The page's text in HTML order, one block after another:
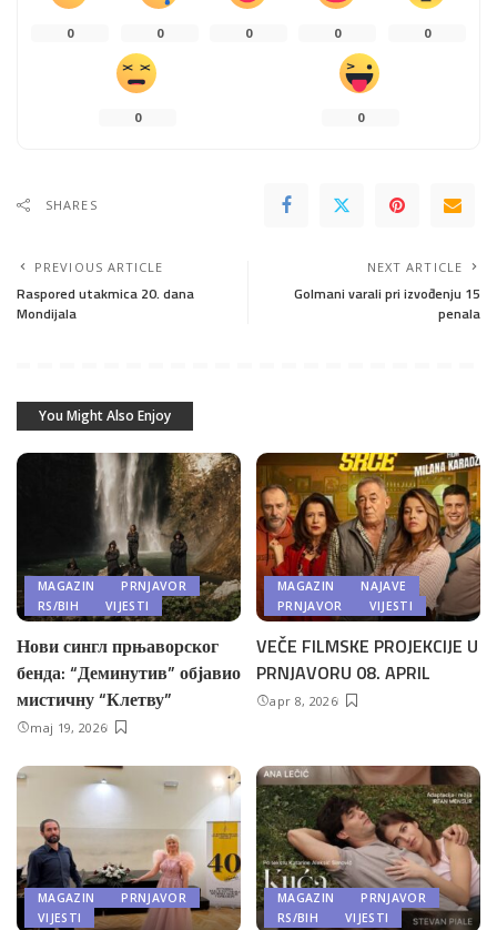
0 0 0 0 0
0 0
SHARES
PREVIOUS ARTICLE
Raspored utakmica 20. dana
Mondijala
NEXT ARTICLE
Golmani varali pri izvođenju 15
penala
You Might Also Enjoy
MAGAZIN
PRNJAVOR
RS/BIH
VIJESTI
Нови сингл прњаворског
бенда: “Деминутив” објавио
мистичну “Клетву”
maj 19, 2026
MAGAZIN
NAJAVE
PRNJAVOR
VIJESTI
VEČE FILMSKE PROJEKCIJE U
PRNJAVORU 08. APRIL
apr 8, 2026
MAGAZIN
PRNJAVOR
VIJESTI
MAGAZIN
PRNJAVOR
RS/BIH
VIJESTI